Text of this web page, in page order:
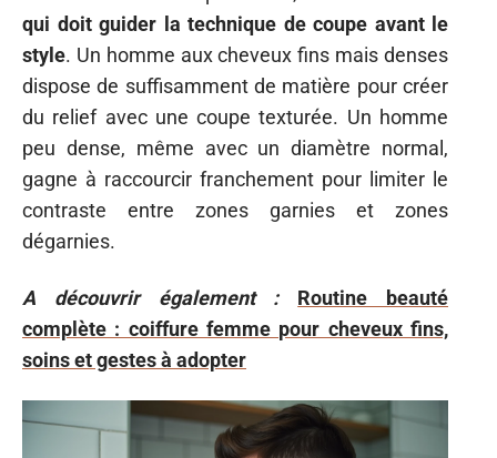
qui doit guider la technique de coupe avant le
style. Un homme aux cheveux fins mais denses
dispose de suffisamment de matière pour créer
du relief avec une coupe texturée. Un homme
peu dense, même avec un diamètre normal,
gagne à raccourcir franchement pour limiter le
contraste entre zones garnies et zones
dégarnies.
A découvrir également :
Routine beauté
complète : coiffure femme pour cheveux fins,
soins et gestes à adopter